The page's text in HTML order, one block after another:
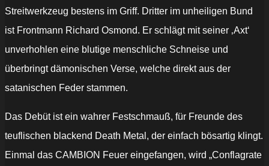
Streitwerkzeug bestens im Griff. Dritter im unheiligen Bund
ist Frontmann Richard Osmond. Er schlägt mit seiner ‚Axt‘
unverhohlen eine blutige menschliche Schneise und
überbringt dämonischen Verse, welche direkt aus der
satanischen Feder stammen.
Das Debüt ist ein wahrer Festschmauß, für Freunde des
teuflischen blackend Death Metal, der einfach bösartig klingt.
Einmal das CAMBION Feuer eingefangen, wird „Conflagrate